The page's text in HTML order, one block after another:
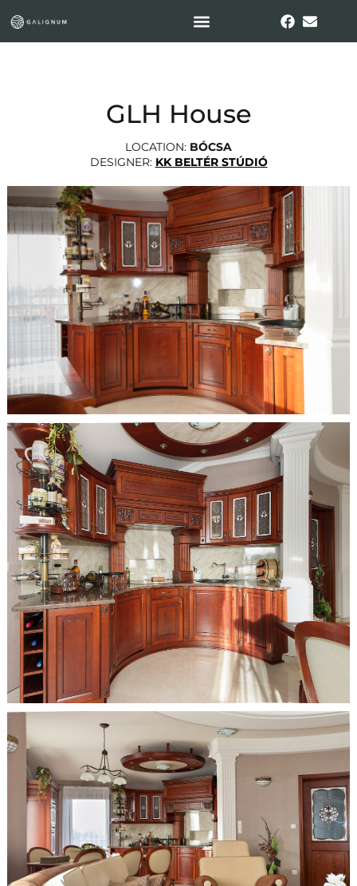
GLH House
LOCATION: BÓCSA
DESIGNER: KK BELTÉR STÚDIÓ